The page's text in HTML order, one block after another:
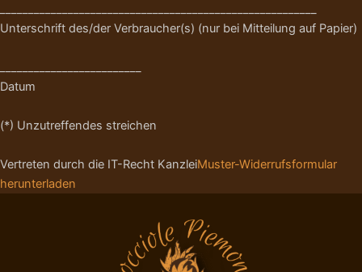
Unterschrift des/der Verbraucher(s) (nur bei Mitteilung auf Papier)
Datum
(*) Unzutreffendes streichen
Vertreten durch die IT-Recht KanzleiMuster-Widerrufsformular
herunterladen